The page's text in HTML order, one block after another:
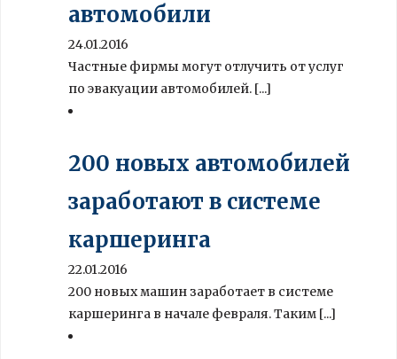
автомобили
24.01.2016
Частные фирмы могут отлучить от услуг
по эвакуации автомобилей. [...]
200 новых автомобилей
заработают в системе
каршеринга
22.01.2016
200 новых машин заработает в системе
каршеринга в начале февраля. Таким [...]